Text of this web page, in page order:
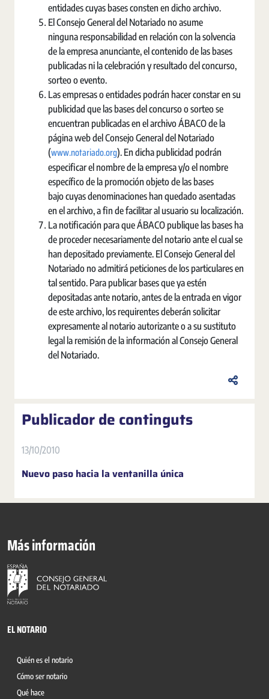
entidades cuyas bases consten en dicho archivo.
El Consejo General del Notariado no asume
ninguna responsabilidad en relación con la solvencia
de la empresa anunciante, el contenido de las bases
publicadas ni la celebración y resultado del concurso,
sorteo o evento.
Las empresas o entidades podrán hacer constar en su
publicidad que las bases del concurso o sorteo se
encuentran publicadas en el archivo ÁBACO de la
página web del Consejo General del Notariado
(www.notariado.org). En dicha publicidad podrán
especificar el nombre de la empresa y/o el nombre
específico de la promoción objeto de las bases
bajo cuyas denominaciones han quedado asentadas
en el archivo, a fin de facilitar al usuario su localización.
La notificación para que ÁBACO publique las bases ha
de proceder necesariamente del notario ante el cual se
han depositado previamente. El Consejo General del
Notariado no admitirá peticiones de los particulares en
tal sentido. Para publicar bases que ya estén
depositadas ante notario, antes de la entrada en vigor
de este archivo, los requirentes deberán solicitar
expresamente al notario autorizante o a su sustituto
legal la remisión de la información al Consejo General
del Notariado.
Publicador de continguts
13/10/2010
Nuevo paso hacia la ventanilla única
Más información
EL NOTARIO
Quién es el notario
Cómo ser notario
Qué hace